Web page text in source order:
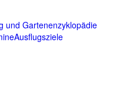
Ausflugsziele